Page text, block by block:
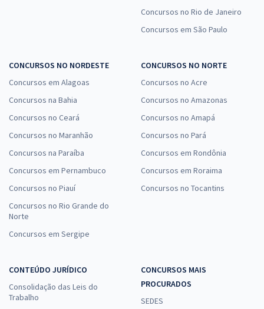
Concursos no Rio de Janeiro
Concursos em São Paulo
CONCURSOS NO NORDESTE
Concursos em Alagoas
Concursos na Bahia
Concursos no Ceará
Concursos no Maranhão
Concursos na Paraíba
Concursos em Pernambuco
Concursos no Piauí
Concursos no Rio Grande do
Norte
Concursos em Sergipe
CONCURSOS NO NORTE
Concursos no Acre
Concursos no Amazonas
Concursos no Amapá
Concursos no Pará
Concursos em Rondônia
Concursos em Roraima
Concursos no Tocantins
CONTEÚDO JURÍDICO
Consolidação das Leis do
Trabalho
CONCURSOS MAIS
PROCURADOS
SEDES